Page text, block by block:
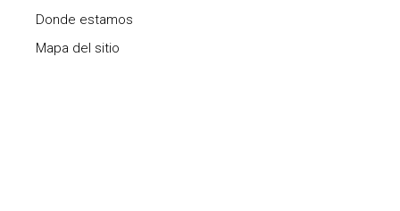
Donde estamos
Mapa del sitio